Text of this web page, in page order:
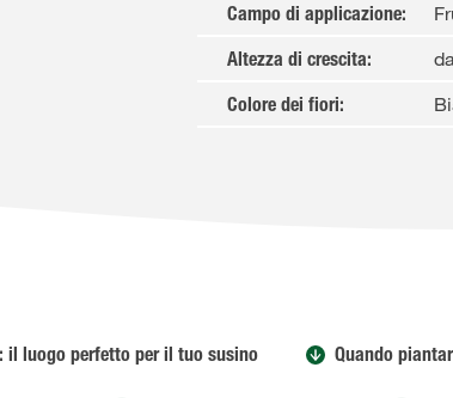
Campo di applicazione:
Altezza di crescita:
Colore dei fiori:
il luogo perfetto per il tuo susino Quando